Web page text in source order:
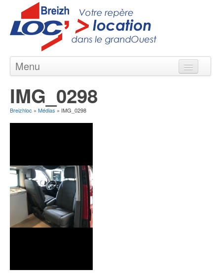
Menu
Nos Agences en Bretagne
Nos Véhicules
IMG_0298
Breizhloc » Médias » IMG_0298